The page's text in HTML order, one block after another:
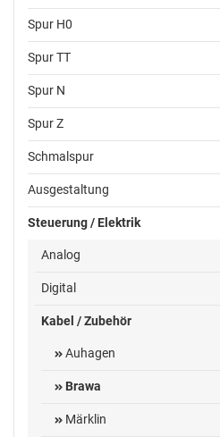
Spur H0
Spur TT
Spur N
Spur Z
Schmalspur
Ausgestaltung
Steuerung / Elektrik
Analog
Digital
Kabel / Zubehör
Auhagen
Brawa
Märklin